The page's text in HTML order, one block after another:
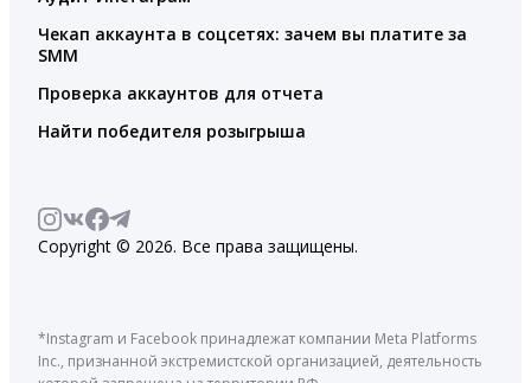
Чекап аккаунта в соцсетях: зачем вы платите за
SMM
Проверка аккаунтов для отчета
Найти победителя розыгрыша
Copyright © 2026. Все права защищены.
*Instagram и Facebook принадлежат компании Meta Platforms
Inc., признанной экстремистской организацией, деятельность